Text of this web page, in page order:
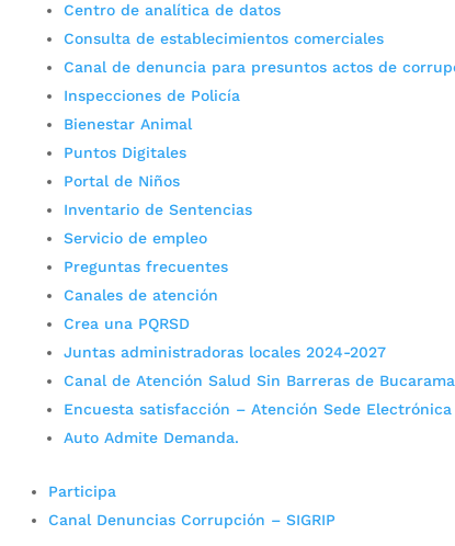
Centro de analítica de datos
Consulta de establecimientos comerciales
Canal de denuncia para presuntos actos de
Inspecciones de Policía
Bienestar Animal
Puntos Digitales
Portal de Niños
Inventario de Sentencias
Servicio de empleo
Preguntas frecuentes
Canales de atención
Crea una PQRSD
Juntas administradoras locales 2024-2027
Canal de Atención Salud Sin Barreras de
Encuesta satisfacción – Atención Sede Electrónica
Auto Admite Demanda.
Participa
Canal Denuncias Corrupción – SIGRIP